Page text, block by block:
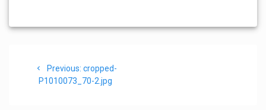
pro Previous: Previous
post:
cropped-
P1010073_70-2.jpg